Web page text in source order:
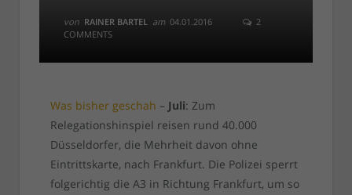
von RAINER BARTEL am 04.01.2016
2
COMMENTS
Was bisher geschah – Juli: Zum
Relegationshinspiel reisen rund 40.000
Düsseldorfer, die Mehrheit davon ohne
Eintrittskarte, nach Frankfurt. Die Polizei sperrt
folgerichtig die A3 in Richtung Frankfurt, um so